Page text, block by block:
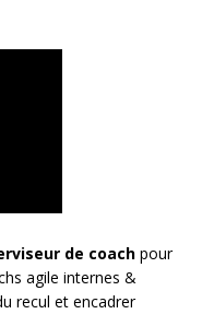
de coach pour
agile internes &
recul et encadrer